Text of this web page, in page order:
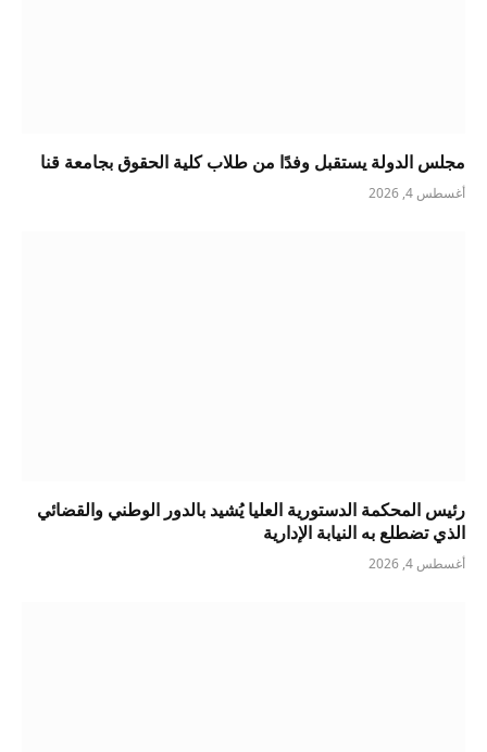
مجلس الدولة يستقبل وفدًا من طلاب كلية الحقوق بجامعة قنا
أغسطس 4, 2026
رئيس المحكمة الدستورية العليا يُشيد بالدور الوطني والقضائي
الذي تضطلع به النيابة الإدارية
أغسطس 4, 2026